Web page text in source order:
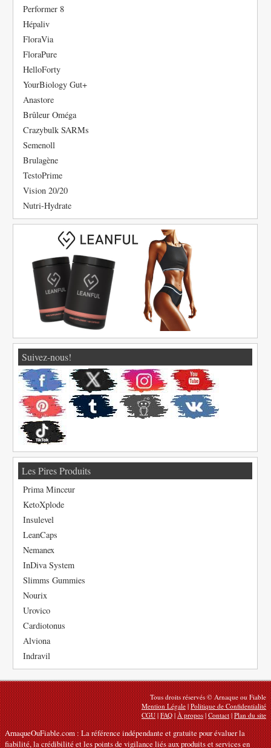
Performer 8
Hépaliv
FloraVia
FloraPure
HelloForty
YourBiology Gut+
Anastore
Brûleur Oméga
Crazybulk SARMs
Semenoll
Brulagène
TestoPrime
Vision 20/20
Nutri-Hydrate
Suivez-nous!
Les Pires Produits
Prima Minceur
KetoXplode
Insulevel
LeanCaps
Nemanex
InDiva System
Slimms Gummies
Nourix
Urovico
Cardiotonus
Alviona
Indravil
Tous droits réservés © Arnaque ou Fiable
Mention Légale|Politique de Confidentialité
CGU|FAQ|À propos|Contact|Plan du site
ArnaqueOuFiable.com : La référence indépendante et gratuite pour évaluer la
fiabilité, la crédibilité et les points de vigilance liés aux produits et services en